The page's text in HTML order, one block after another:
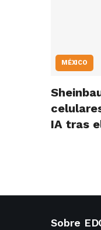
MÉXICO
IA tras
Sobre